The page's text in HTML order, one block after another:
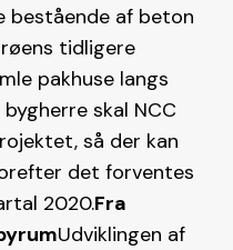
bestående af beton
tidligere
pakhuse langs
skal NCC
så der kan
det forventes
2020.Fra
Udviklingen af